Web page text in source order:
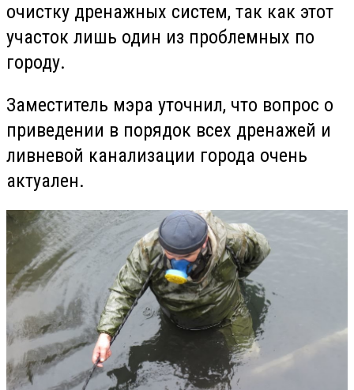
очистку дренажных систем, так как этот
участок лишь один из проблемных по
городу.
Заместитель мэра уточнил, что вопрос о
приведении в порядок всех дренажей и
ливневой канализации города очень
актуален.